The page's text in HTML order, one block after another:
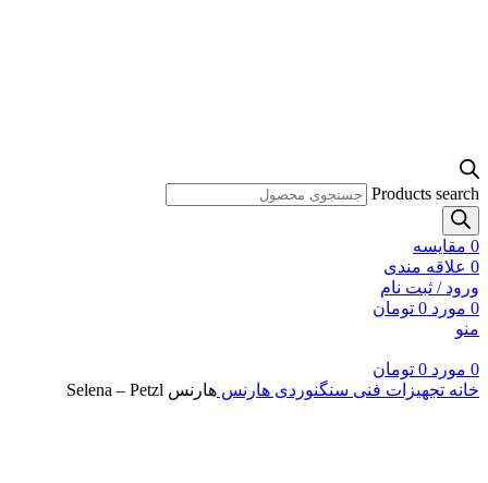
Products search
0 مقايسه
0 علاقه مندی
ورود / ثبت نام
0 مورد 0 تومان
منو
0 مورد 0 تومان
خانه تجهیزات فنی سنگنوردی هارنس هارنس Selena – Petzl